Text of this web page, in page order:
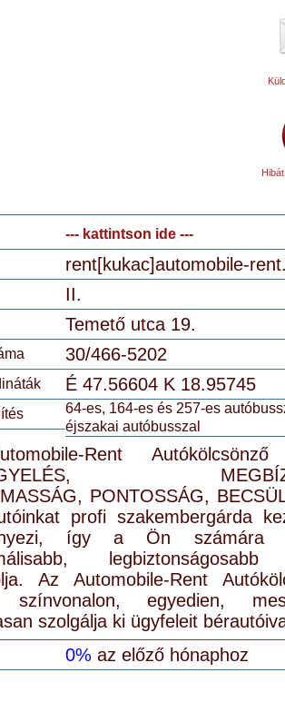
--- kattintson ide ---
rent[kukac]automobile-
II.
Temető utca 19.
30/466-5202
É 47.56604K 18.95745
64-es, 164-es és 257-es
éjszakai autóbusszal
Rent
PONTOSSÁG,
profi szakembergárda
így a Ön számára
legbiztonságosabb
Az Automobile-Rent
színvonalon, egyedien,
szolgálja ki ügyfeleit
0% az előző hónaphoz